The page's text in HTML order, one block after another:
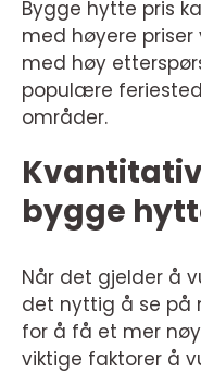
Bygge hytte pris
med høyere
med høy
populære
områder.
bygge
Når det gjelder å
det nyttig å se på
for å få et mer
viktige faktorer å